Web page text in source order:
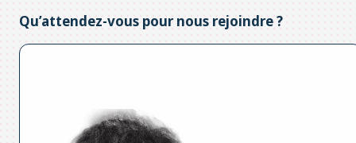
Qu’attendez-vous pour nous rejoindre ?